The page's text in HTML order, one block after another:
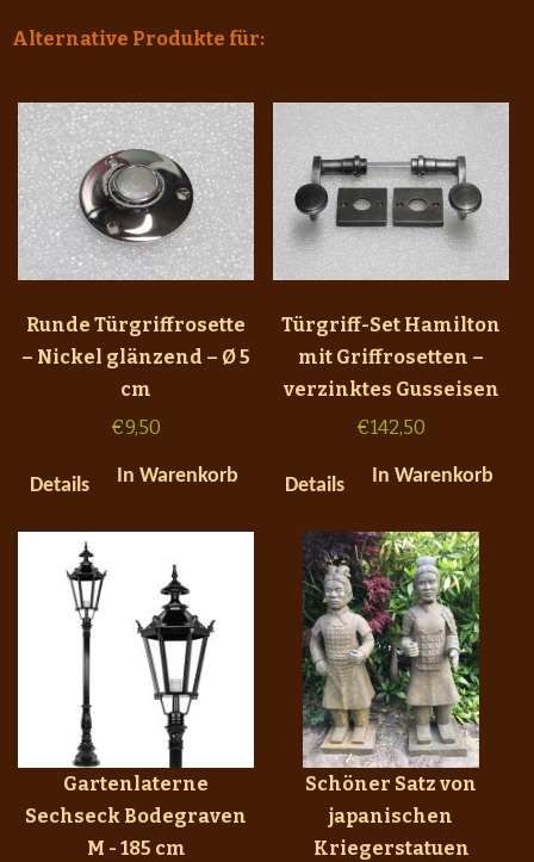
Alternative Produkte für:
Runde Türgriffrosette
– Nickel glänzend – Ø 5
cm
€9,50
Details In Warenkorb
Türgriff-Set Hamilton
mit Griffrosetten –
verzinktes Gusseisen
€142,50
Details In Warenkorb
Gartenlaterne
Sechseck Bodegraven
M - 185 cm
Schöner Satz von
japanischen
Kriegerstatuen